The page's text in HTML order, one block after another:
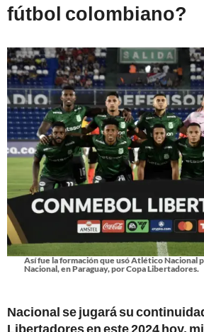
fútbol colombiano?
Así fue la formación que usó Atlético Nacional
Nacional, en Paraguay, por Copa Libertadores.
Nacional se jugará su
Libertadores en este 2024 hoy,